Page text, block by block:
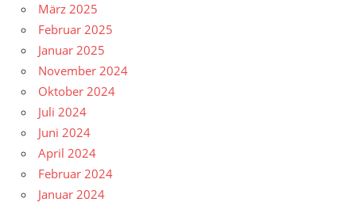
März 2025
Februar 2025
Januar 2025
November 2024
Oktober 2024
Juli 2024
Juni 2024
April 2024
Februar 2024
Januar 2024